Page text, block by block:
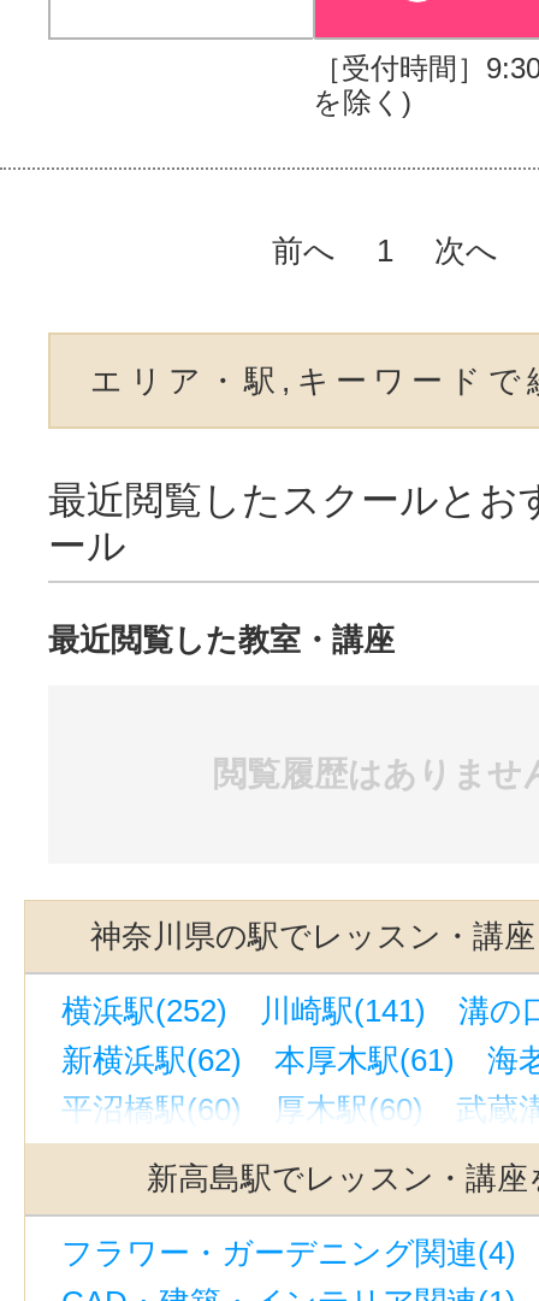
［受付時間］
を除く)
前へ 1 次へ
エリア・駅,キーワードで
最近閲覧したスクールとお
ール
最近閲覧した教室・講座
閲覧履歴はありませ
神奈川県の駅でレッスン・講
横浜駅(252) 川崎駅(141)
溝の
新横浜駅(62)
本厚木駅(61)
海
平沼橋駅(60)
厚木駅(60)
武蔵
上大岡駅(59)
京急川崎駅(57)
相模大野駅(30)
川崎新町駅(25)
武蔵小杉駅(22)
関内駅(神奈川
新高島駅でレッスン・講座
フラワー・ガーデニング関連(4)